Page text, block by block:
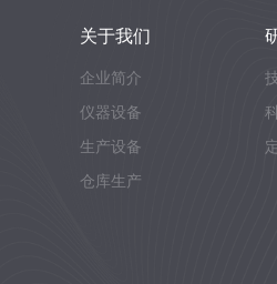
关于我们
企业简介
仪器设备
生产设备
仓库生产